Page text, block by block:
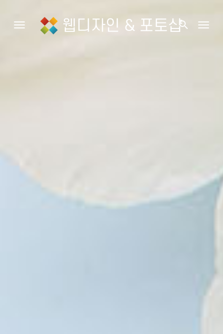
Toggle navigation웹디자인 & 포토샵search